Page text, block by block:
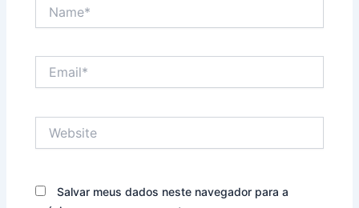
Salvar meus dados neste navegador para a